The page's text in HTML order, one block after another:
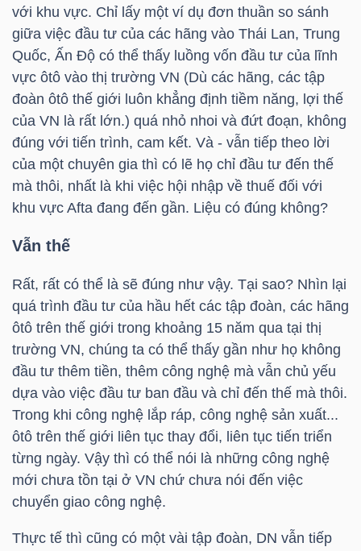
với khu vực. Chỉ lấy một ví dụ đơn thuần so sánh
giữa việc đầu tư của các hãng vào Thái Lan, Trung
Quốc, Ấn Độ có thể thấy luồng vốn đầu tư của lĩnh
vực ôtô vào thị trường VN (Dù các hãng, các tập
đoàn ôtô thế giới luôn khẳng định tiềm năng, lợi thế
của VN là rất lớn.) quá nhỏ nhoi và đứt đoạn, không
đúng với tiến trình, cam kết. Và - vẫn tiếp theo lời
của một chuyên gia thì có lẽ họ chỉ đầu tư đến thế
mà thôi, nhất là khi việc hội nhập về thuế đối với
khu vực Afta đang đến gần. Liệu có đúng không?
Vẫn thế
Rất, rất có thể là sẽ đúng như vậy. Tại sao? Nhìn lại
quá trình đầu tư của hầu hết các tập đoàn, các hãng
ôtô trên thế giới trong khoảng 15 năm qua tại thị
trường VN, chúng ta có thể thấy gần như họ không
đầu tư thêm tiền, thêm công nghệ mà vẫn chủ yếu
dựa vào việc đầu tư ban đầu và chỉ đến thế mà thôi.
Trong khi công nghệ lắp ráp, công nghệ sản xuất...
ôtô trên thế giới liên tục thay đổi, liên tục tiến triển
từng ngày. Vậy thì có thể nói là những công nghệ
mới chưa tồn tại ở VN chứ chưa nói đến việc
chuyển giao công nghệ.
Thực tế thì cũng có một vài tập đoàn, DN vẫn tiếp
VĨ
MÔ
NGÀNH
DOANH
NGHIỆP
CỔ
PHIẾU
PHÁI
SINH
TRÁI
PHIẾU